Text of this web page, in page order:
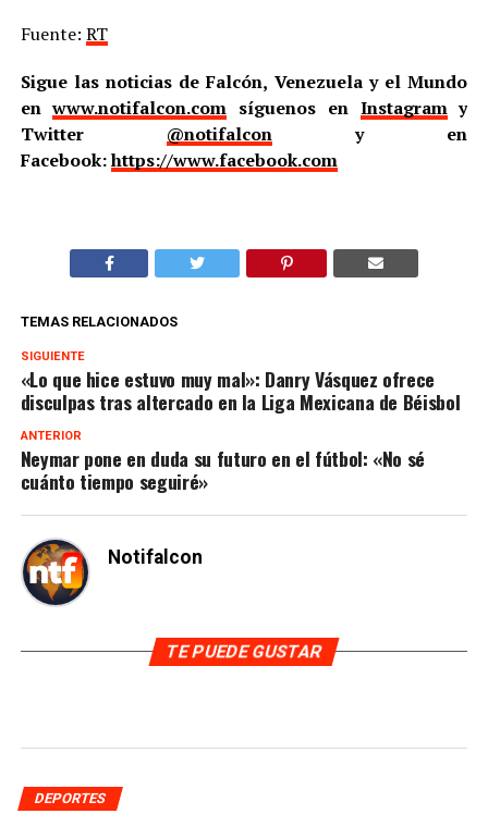
Fuente: RT
Sigue las noticias de Falcón, Venezuela y el Mundo
enwww.notifalcon.com síguenos en Instagramy
Twitter @notifalcony en
Facebook:https://www.facebook.com
TEMAS RELACIONADOS
SIGUIENTE
«Lo que hice estuvo muy mal»: Danry Vásquez ofrece
disculpas tras altercado en la Liga Mexicana de Béisbol
ANTERIOR
Neymar pone en duda su futuro en el fútbol: «No sé
cuánto tiempo seguiré»
Notifalcon
TE PUEDE GUSTAR
DEPORTES